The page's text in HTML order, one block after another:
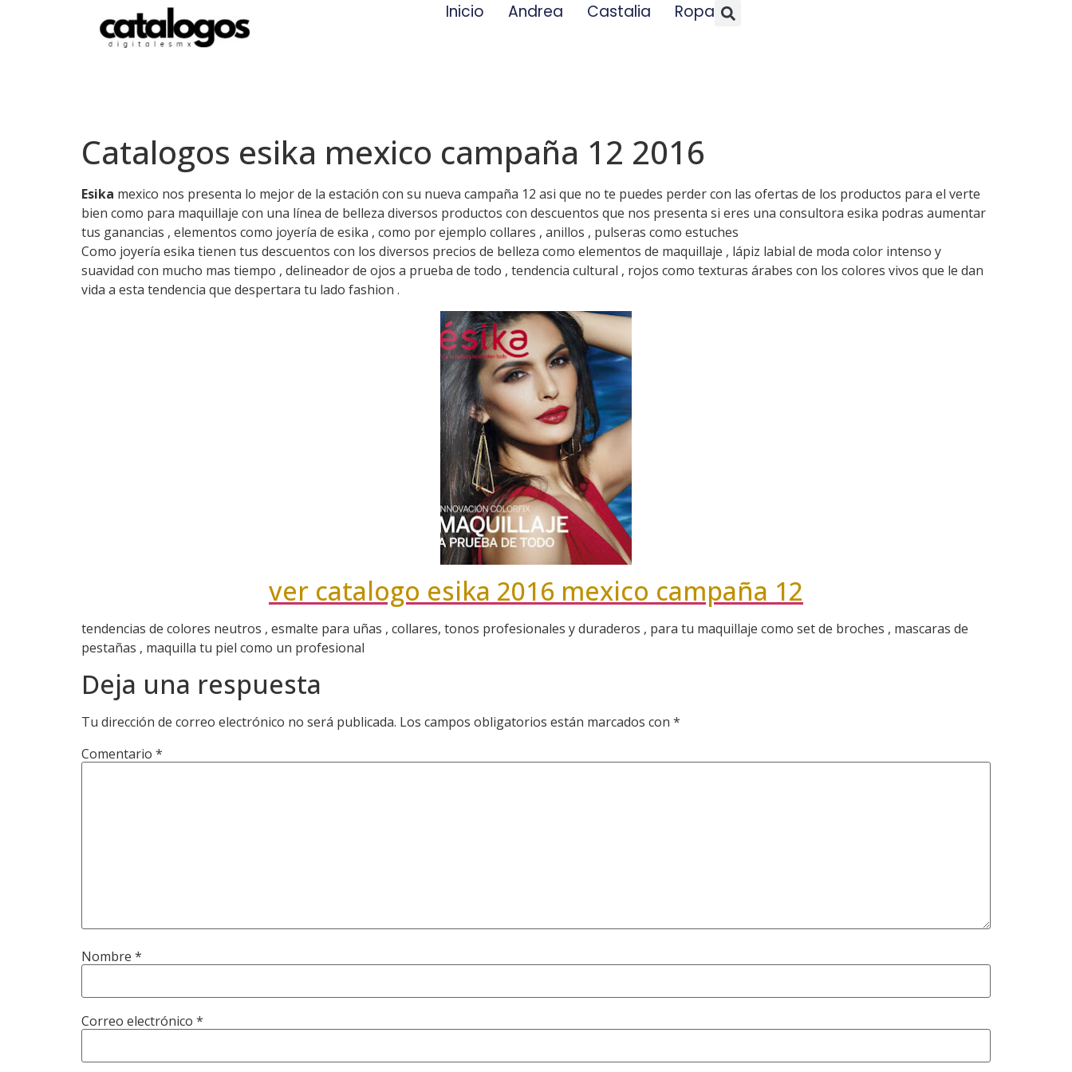
Inicio Andrea Castalia Ropa
Catalogos esika mexico campaña 12 2016
Esika mexico nos presenta lo mejor de la estación con su nueva campaña 12 asi que no te puedes perder con las ofertas de los productos para el verte
bien como para maquillaje con una línea de belleza diversos productos con descuentos que nos presenta si eres una consultora esika podras aumentar
tus ganancias , elementos como joyería de esika , como por ejemplo collares , anillos , pulseras como estuches
Como joyería esika tienen tus descuentos con los diversos precios de belleza como elementos de maquillaje , lápiz labial de moda color intenso y
suavidad con mucho mas tiempo , delineador de ojos a prueba de todo , tendencia cultural , rojos como texturas árabes con los colores vivos que le dan
vida a esta tendencia que despertara tu lado fashion .
ver catalogo esika 2016 mexico campaña 12
tendencias de colores neutros , esmalte para uñas , collares, tonos profesionales y duraderos , para tu maquillaje como set de broches , mascaras de
pestañas , maquilla tu piel como un profesional
Deja una respuesta
Tu dirección de correo electrónico no será publicada. Los campos obligatorios están marcados con *
Comentario *
Nombre *
Correo electrónico *